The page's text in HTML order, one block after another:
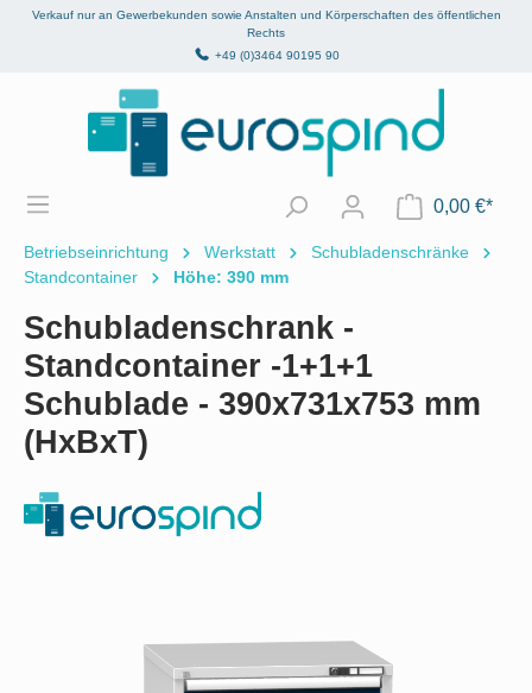
springen
Verkauf nur an Gewerbekunden sowie Anstalten und Körperschaften des öffentlichen
Rechts
+49 (0)3464 90195 90
0,00 €*
Betriebseinrichtung Werkstatt
Schubladenschränke
Standcontainer
Höhe: 390 mm
Schubladenschrank -
Standcontainer -1+1+1
Schublade - 390x731x753 mm
(HxBxT)